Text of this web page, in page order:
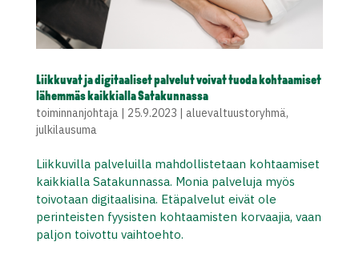
Liikkuvat ja digitaaliset palvelut voivat tuoda kohtaamiset
lähemmäs kaikkialla Satakunnassa
toiminnanjohtaja| 25.9.2023 | aluevaltuustoryhmä,
julkilausuma
Liikkuvilla palveluilla mahdollistetaan kohtaamiset
kaikkialla Satakunnassa. Monia palveluja myös
toivotaan digitaalisina. Etäpalvelut eivät ole
perinteisten fyysisten kohtaamisten korvaajia, vaan
paljon toivottu vaihtoehto.